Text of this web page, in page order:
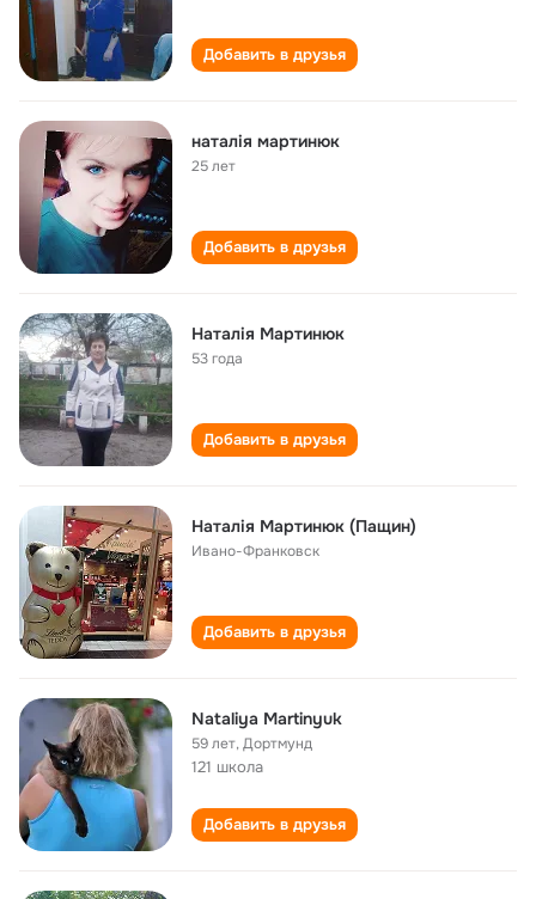
Добавить в друзья
наталія мартинюк
25 лет
Добавить в друзья
Наталія Мартинюк
53 года
Добавить в друзья
Наталія Мартинюк (Пащин)
Ивано-Франковск
Добавить в друзья
Nataliya Martinyuk
59 лет,Дортмунд
121 школа
Добавить в друзья